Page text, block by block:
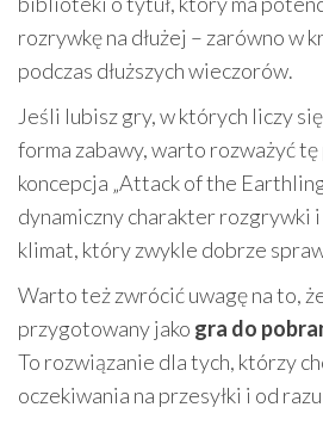
rozrywkę na dłużej – zarówno w
podczas dłuższych wieczorów.
Jeśli lubisz gry, w których liczy
forma zabawy, warto rozważyć tę
koncepcja „Attack of the
dynamiczny charakter rozgrywki
klimat, który zwykle dobrze
Warto też zwrócić uwagę na to,
przygotowany jako gra do
To rozwiązanie dla tych, którzy
oczekiwania na przesyłki i od